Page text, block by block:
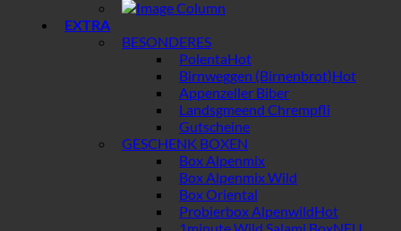
EXTRA
BESONDERES
Polenta
Birnweggen (Birnenbrot)
Appenzeller Biber
Landsgmeend Chrempfli
Gutscheine
GESCHENK BOXEN
Box Alpenmix
Box Alpenmix Wild
Box Oriental
Probierbox Alpenwild